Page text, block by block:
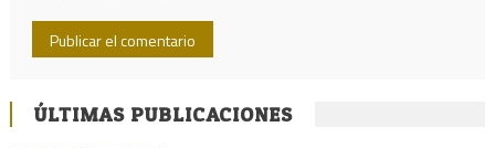
ÚLTIMAS PUBLICACIONES